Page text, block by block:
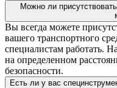
Можно ли
Вы всегда можете
вашего транспортного
специалистам работать.
на определенном
безопасности.
Есть ли у вас